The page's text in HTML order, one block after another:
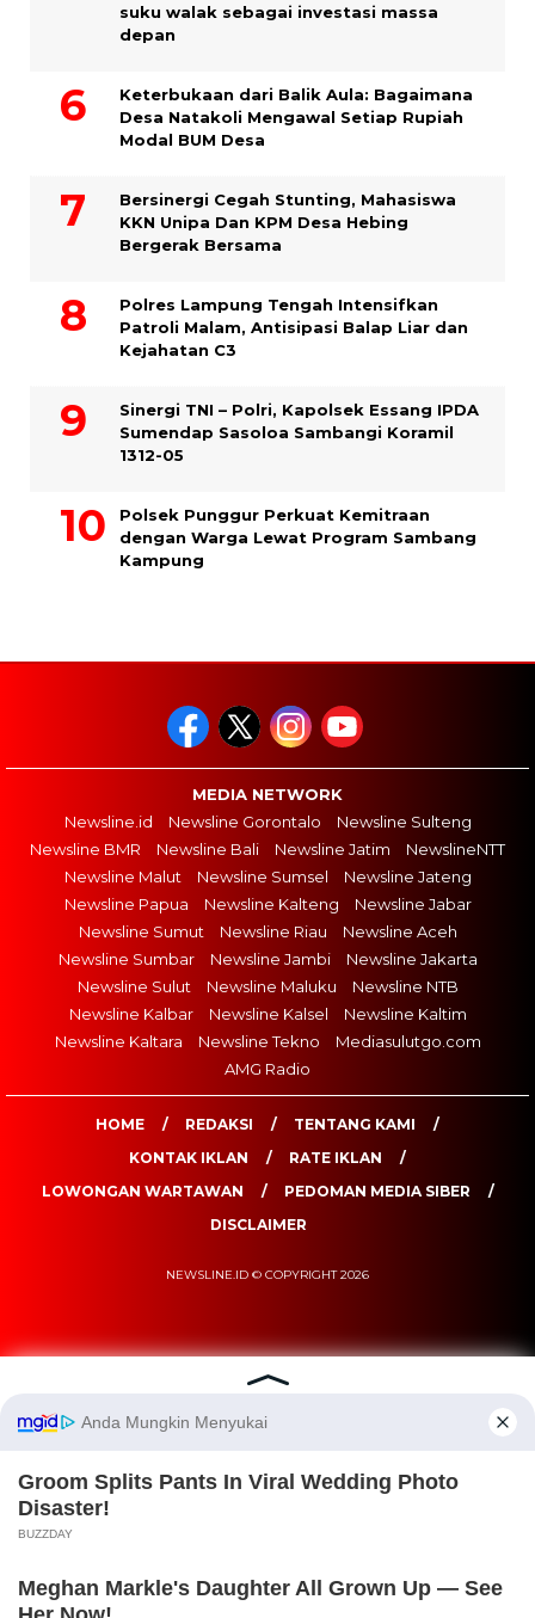
suku walak sebagai investasi massa
depan
Keterbukaan dari Balik Aula: Bagaimana
Desa Natakoli Mengawal Setiap Rupiah
Modal BUM Desa
Bersinergi Cegah Stunting, Mahasiswa
KKN Unipa Dan KPM Desa Hebing
Bergerak Bersama
Polres Lampung Tengah Intensifkan
Patroli Malam, Antisipasi Balap Liar dan
Kejahatan C3
Sinergi TNI – Polri, Kapolsek Essang IPDA
Sumendap Sasoloa Sambangi Koramil
1312-05
Polsek Punggur Perkuat Kemitraan
dengan Warga Lewat Program Sambang
Kampung
MEDIA NETWORK
Newsline.id
Newsline Gorontalo
Newsline Sulteng
Newsline BMR
Newsline Bali Newsline Jatim
NewslineNTT
Newsline Malut
Newsline Sumsel
Newsline Jateng
Newsline Papua
Newsline Kalteng
Newsline Jabar
Newsline Sumut
Newsline Riau
Newsline Aceh
Newsline Sumbar
Newsline Jambi
Newsline Jakarta
Newsline Sulut
Newsline Maluku
Newsline NTB
Newsline Kalbar
Newsline Kalsel
Newsline Kaltim
Newsline Kaltara
Newsline Tekno
Mediasulutgo.com
AMG Radio
HOME REDAKSI
TENTANG KAMI
KONTAK IKLAN
RATE IKLAN
LOWONGAN WARTAWAN
PEDOMAN MEDIA SIBER
DISCLAIMER
NEWSLINE.ID © COPYRIGHT 2026